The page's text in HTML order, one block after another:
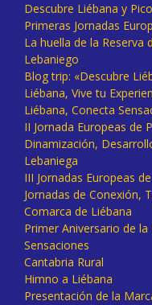
Descubre Liébana y
Primeras Jornadas
La huella de la
Lebaniego
Blog trip: «Descubre
Liébana, Vive tu
Liébana, Conecta
II Jornada Europeas de
Dinamización,
Lebaniega
III Jornadas Europeas
Jornadas de Conexión,
Comarca de Liébana
Primer Aniversario de
Sensaciones
Cantabria Rural
Himno a Liébana
Presentación de la